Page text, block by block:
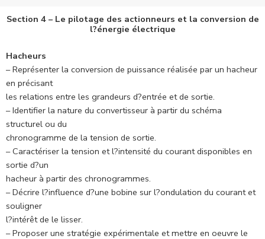
Section 4 – Le pilotage des actionneurs et la conversion de
l?énergie électrique
Hacheurs
– Représenter la conversion de puissance réalisée par un hacheur
en précisant
les relations entre les grandeurs d?entrée et de sortie.
– Identifier la nature du convertisseur à partir du schéma
structurel ou du
chronogramme de la tension de sortie.
– Caractériser la tension et l?intensité du courant disponibles en
sortie d?un
hacheur à partir des chronogrammes.
– Décrire l?influence d?une bobine sur l?ondulation du courant et
souligner
l?intérêt de le lisser.
– Proposer une stratégie expérimentale et mettre en oeuvre le